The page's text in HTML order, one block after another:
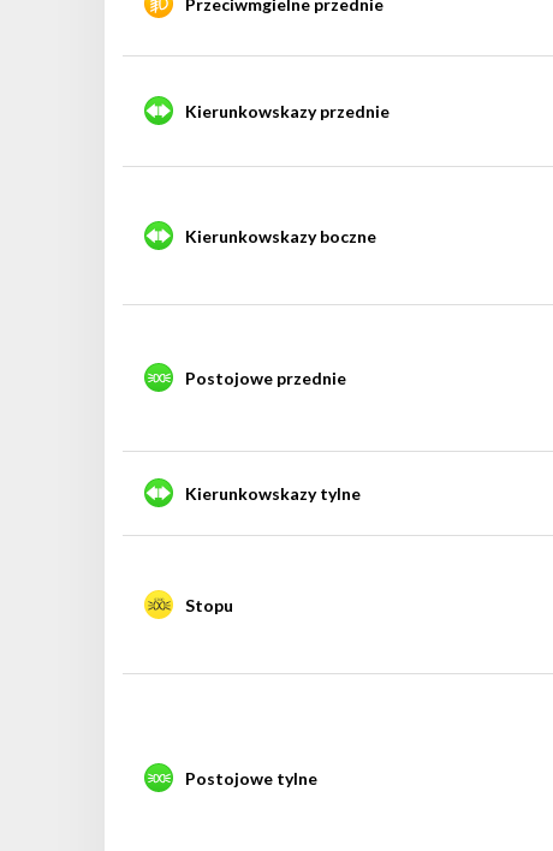
Przeciwmgielne przednie
Kierunkowskazy przednie
Kierunkowskazy boczne
Postojowe przednie
Kierunkowskazy tylne
Stopu
Postojowe tylne